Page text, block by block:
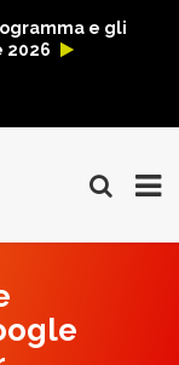
e gli
2026